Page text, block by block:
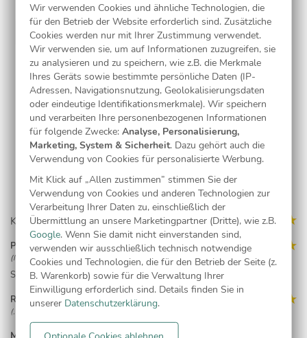
ohne(inkl.)
Jetzt gestalten
Kostenlose Musterkarte
Kundenmeinungen (2)
Placona
(Neufahrn, 09.09.19)
Sehr schöne Karten. Gute Qualität.
Romana B
(, 21.06.19)
Schnelle Lieferung, Top Ware
Wir verwenden Cookies und ähnliche Technologien, die
für den Betrieb der Website erforderlich sind. Zusätzliche
Cookies werden nur mit Ihrer Zustimmung verwendet.
Wir verwenden sie, um auf Informationen zuzugreifen, sie
zu analysieren und zu speichern, wie z.B. die Merkmale
Ihres Geräts sowie bestimmte persönliche Daten (IP-
Adressen, Navigationsnutzung, Geolokalisierungsdaten
oder eindeutige Identifikationsmerkmale). Wir speichern
und verarbeiten Ihre personenbezogenen Informationen
für folgende Zwecke:Analyse, Personalisierung,
Marketing, System & Sicherheit. Dazu gehört auch die
Verwendung von Cookies für personalisierte Werbung.
Mit Klick auf „Allen zustimmen” stimmen Sie der
Verwendung von Cookies und anderen Technologien zur
Verarbeitung Ihrer Daten zu, einschließlich der
Übermittlung an unsere Marketingpartner (Dritte), wie z.B.
Google. Wenn Sie damit nicht einverstanden sind,
verwenden wir ausschließlich technisch notwendige
Cookies und Technologien, die für den Betrieb der Seite (z.
B. Warenkorb) sowie für die Verwaltung Ihrer
Einwilligung erforderlich sind. Details finden Sie in
unserer Datenschutzerklärung.